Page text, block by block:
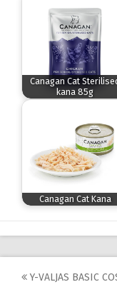
Canagan Cat
kana 85g
Canagan Cat Kana
Post
Y-VALJAS BASIC